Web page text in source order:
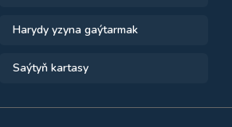
Harydy yzyna gaýtarmak
Saýtyň kartasy